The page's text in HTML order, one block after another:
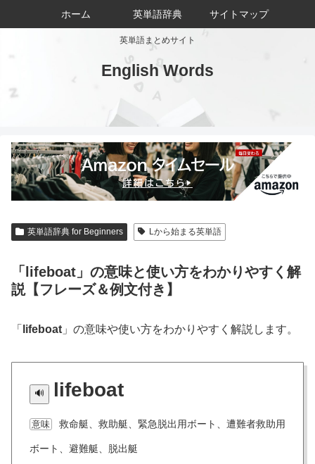
英単語まとめサイト
English Words
ホーム 英単語辞典 サイトマップ
英単語辞典 for Beginners Lから始まる英単語
「lifeboat」の意味と使い方をわかりやすく解
説【フレーズ＆例文付き】
「 lifeboat 」の意味や使い方をわかりやすく解説します。
lifeboat
意味 救命艇、救助艇、緊急脱出用ボート、遭難者救助用
ボート、避難艇、脱出艇